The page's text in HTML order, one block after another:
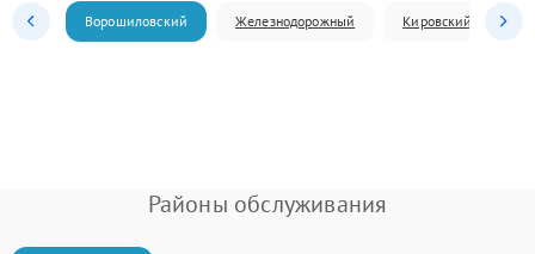
Ворошиловский Железнодорожный Кировский
Районы обслуживания